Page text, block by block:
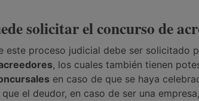
solicitar el concurso de
este proceso judicial debe ser solicitado
, los cuales también tienen
en caso de que se haya
el deudor, en caso de ser una